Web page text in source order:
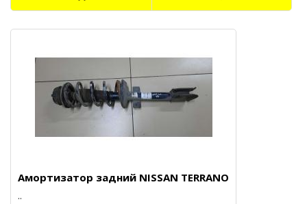
Амортизатор задний NISSAN TERRANO
..